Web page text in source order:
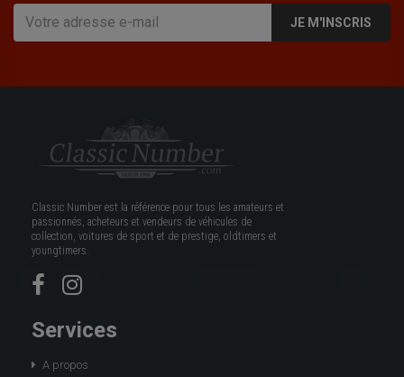
JE M'INSCRIS
Classic Number est la référence pour tous les amateurs et
passionnés, acheteurs et vendeurs de véhicules de
collection, voitures de sport et de prestige, oldtimers et
youngtimers.
Services
A propos